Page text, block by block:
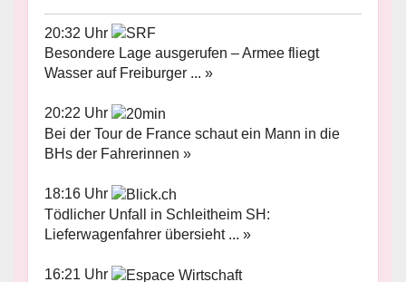
20:32 Uhr
Besondere Lage ausgerufen – Armee fliegt
Wasser auf Freiburger ... »
20:22 Uhr
Bei der Tour de France schaut ein Mann in die
BHs der Fahrerinnen »
18:16 Uhr
Tödlicher Unfall in Schleitheim SH:
Lieferwagenfahrer übersieht ... »
16:21 Uhr